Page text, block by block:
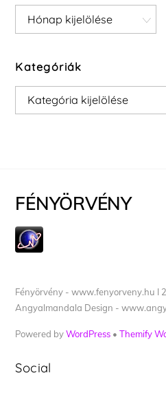
Archívum
Kategóriák
Kategóriák
FÉNYÖRVÉNY
Fényörvény - www.fenyorveny.hu I
Angyalmandala Design -
Powered byWordPress •Themify
Social